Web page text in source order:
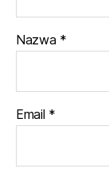
Nazwa *
Email *